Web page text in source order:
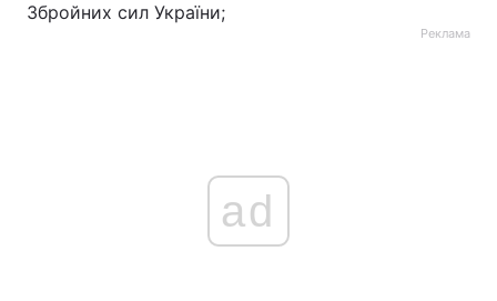
Збройних сил України;
Реклама
ad